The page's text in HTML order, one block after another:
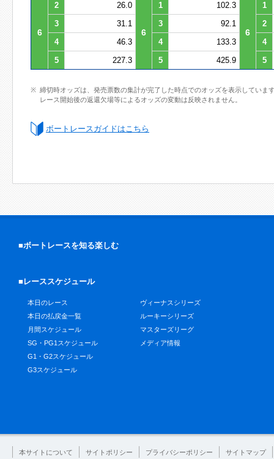
6
2 26.0
6
1 102.3
6
1
3
31.1 3 92.1
2
4
46.3 4 133.3
4
5
227.3 5 425.9 5
締切時オッズは、発売票数の集計が完了した時点でのオッズを表示していま
レース開始後の返還欠場等によるオッズの変動は反映されません。
ボートレースガイドはこちら
■ボートレースを知る楽しむ
■レーススケジュール
本日のレース
本日の払戻金一覧
月間スケジュール
SG・PG1スケジュール
G1・G2スケジュール
G3スケジュール
ヴィーナスシリーズ
ルーキーシリーズ
マスターズリーグ
メディア情報
本サイトについて サイトポリシー プライバシーポリシー サイトマップ